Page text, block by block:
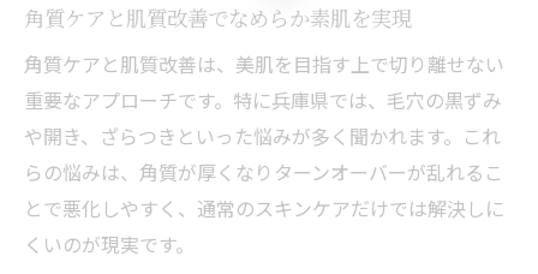
角質ケアと肌質改善でなめらか素肌を実現
角質ケアと肌質改善は、美肌を目指す上で切り離せない
重要なアプローチです。特に兵庫県では、毛穴の黒ずみ
や開き、ざらつきといった悩みが多く聞かれます。これ
らの悩みは、角質が厚くなりターンオーバーが乱れるこ
とで悪化しやすく、通常のスキンケアだけでは解決しに
くいのが現実です。